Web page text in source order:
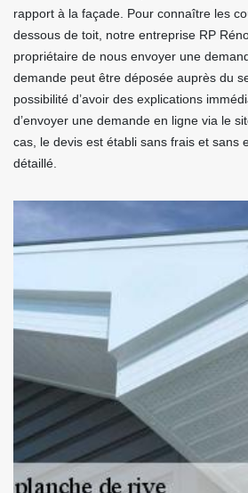
rapport à la façade. Pour connaître les
dessous de toit, notre entreprise RP
propriétaire de nous envoyer une
demande peut être déposée auprès du
possibilité d’avoir des explications
d’envoyer une demande en ligne via le
cas, le devis est établi sans frais et sans
détaillé.